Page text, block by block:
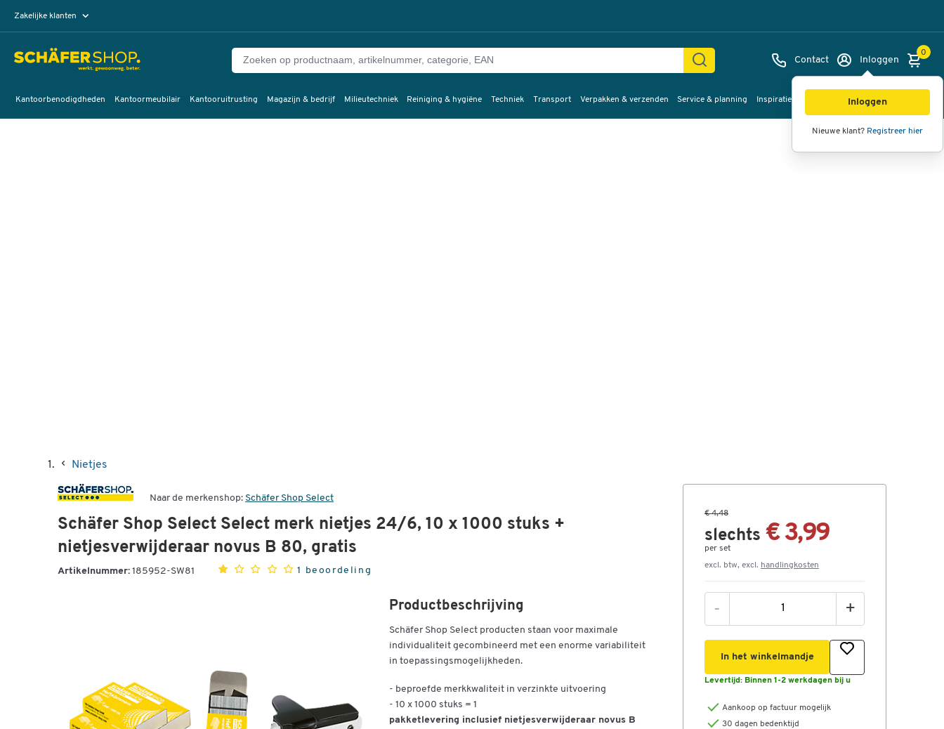
Zakelijke klanten
Contact Inloggen
Inloggen
Nieuwe klant? Registreer hier
0
Kantoorbenodigdheden Kantoormeubilair Kantooruitrusting Magazijn & bedrijf Milieutechniek Reiniging & hygiëne Techniek Transport Verpakken & verzenden Service & planning Inspiratie
Nietjes
Naar de merkenshop: Schäfer Shop Select
Schäfer Shop Select Select merk nietjes 24/6, 10 x 1000 stuks +
nietjesverwijderaar novus B 80, gratis
Artikelnummer: 185952-SW81 1 beoordeling
Productbeschrijving
Schäfer Shop Select producten staan voor maximale
individualiteit gecombineerd met een enorme variabiliteit
in toepassingsmogelijkheden.
- beproefde merkkwaliteit in verzinkte uitvoering
- 10 x 1000 stuks = 1
pakketlevering inclusief nietjesverwijderaar novus B
€ 4,48
slechts € 3,99
per set
excl. btw, excl. handlingkosten
- +
In het winkelmandje
Levertijd: Binnen 1-2 werkdagen bij u
Aankoop op factuur mogelijk
30 dagen bedenktijd
Afbeeldingen Video's
360°
weergave